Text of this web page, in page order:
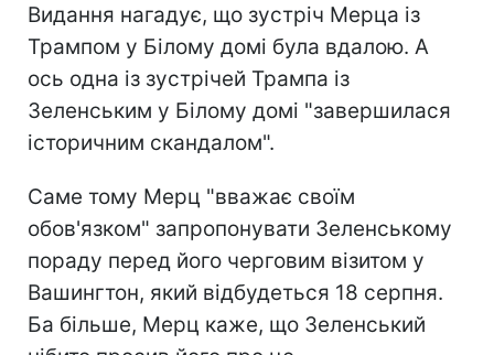
Видання нагадує, що зустріч Мерца із
Трампом у Білому домі була вдалою. А
ось одна із зустрічей Трампа із
Зеленським у Білому домі "завершилася
історичним скандалом".
Саме тому Мерц "вважає своїм
обов'язком" запропонувати Зеленському
пораду перед його черговим візитом у
Вашингтон, який відбудеться 18 серпня.
Ба більше, Мерц каже, що Зеленський